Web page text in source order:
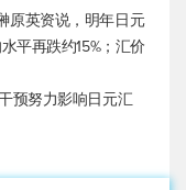
原英资说，明年日元
平再跌约15%；汇价
预努力影响日元汇